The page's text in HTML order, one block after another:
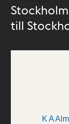
till
K A